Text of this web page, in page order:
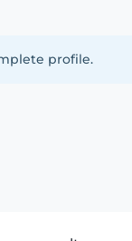
profile.